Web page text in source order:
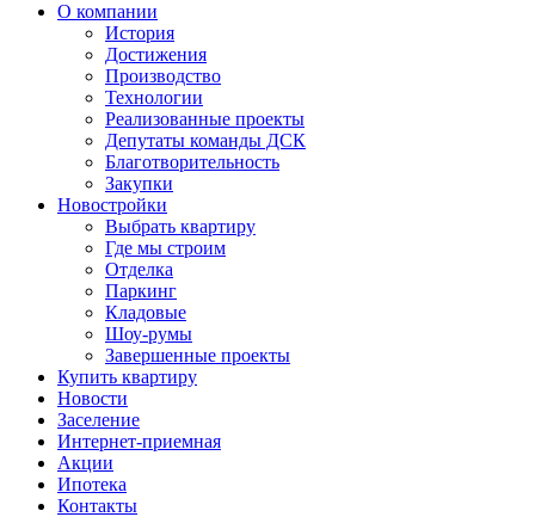
О компании
История
Достижения
Производство
Технологии
Реализованные проекты
Депутаты команды ДСК
Благотворительность
Закупки
Новостройки
Выбрать квартиру
Где мы строим
Отделка
Паркинг
Кладовые
Шоу-румы
Завершенные проекты
Купить квартиру
Новости
Заселение
Интернет-приемная
Акции
Ипотека
Контакты